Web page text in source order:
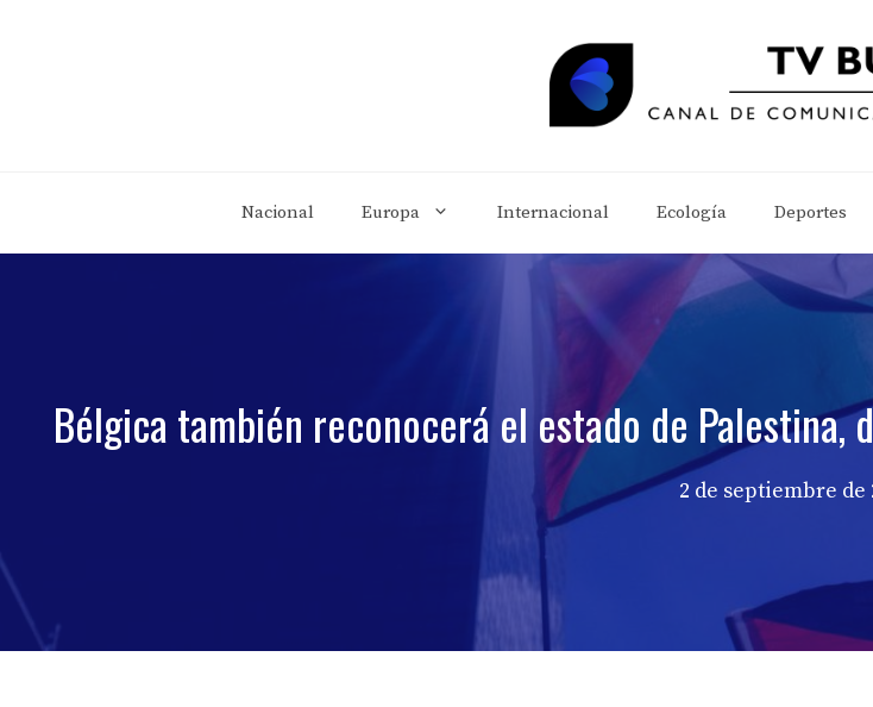
Nacional Europa Internacional Ecología Deportes
Bélgica también reconocerá el estado de Palestina,
2 de septiembre de